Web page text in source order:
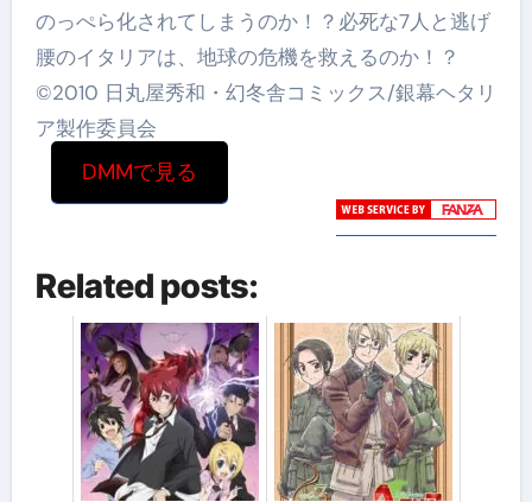
のっぺら化されてしまうのか！？必死な7人と逃げ
腰のイタリアは、地球の危機を救えるのか！？
©2010 日丸屋秀和・幻冬舎コミックス/銀幕ヘタリ
ア製作委員会
DMMで見る
Related posts: